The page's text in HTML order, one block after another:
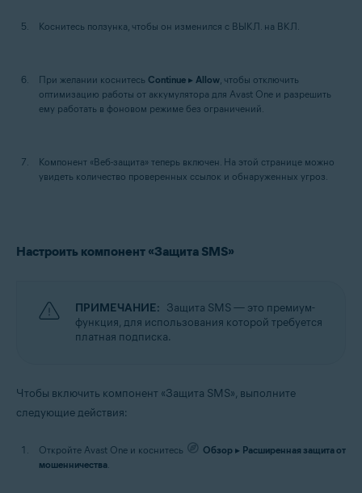
Коснитесь ползунка, чтобы он изменился с ВЫКЛ. на ВКЛ.
При желании коснитесь Continue ▸ Allow, чтобы отключить
оптимизацию работы от аккумулятора для Avast One и разрешить
ему работать в фоновом режиме без ограничений.
Компонент «Веб-защита» теперь включен. На этой странице можно
увидеть количество проверенных ссылок и обнаруженных угроз.
Настроить компонент «Защита SMS»
ПРИМЕЧАНИЕ: Защита SMS — это премиум-
функция, для использования которой требуется
платная подписка.
Чтобы включить компонент «Защита SMS», выполните
следующие действия:
Откройте Avast One и коснитесь Обзор ▸ Расширенная защита от
мошенничества.